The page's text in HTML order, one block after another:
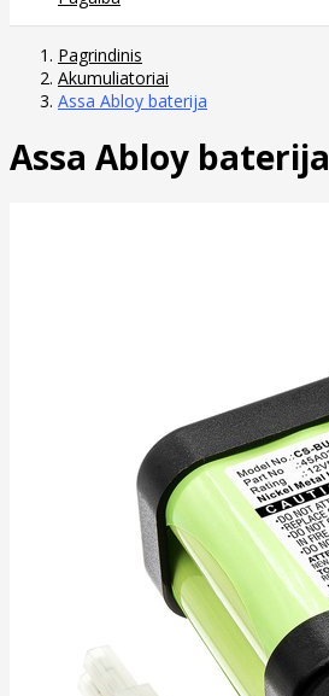
Pagrindinis
Akumuliatoriai
Assa Abloy baterija
Assa Abloy baterija